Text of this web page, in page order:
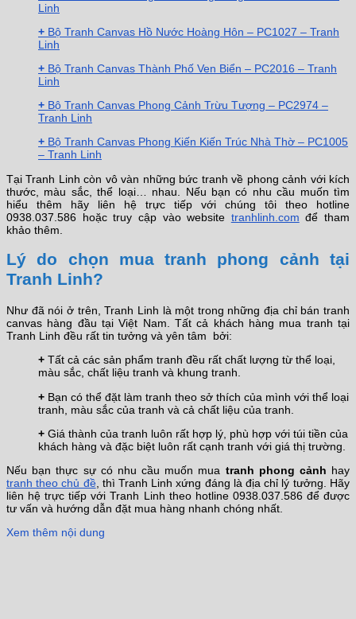
Linh
+ Bộ Tranh Canvas Hồ Nước Hoàng Hôn – PC1027 – Tranh
Linh
+ Bộ Tranh Canvas Thành Phố Ven Biển – PC2016 – Tranh
Linh
+ Bộ Tranh Canvas Phong Cảnh Trừu Tượng – PC2974 –
Tranh Linh
+ Bộ Tranh Canvas Phong Kiến Kiến Trúc Nhà Thờ – PC1005
– Tranh Linh
Tại Tranh Linh còn vô vàn những bức tranh về phong cảnh với kích
thước, màu sắc, thể loại… nhau. Nếu bạn có nhu cầu muốn tìm
hiểu thêm hãy liên hệ trực tiếp với chúng tôi theo hotline
0938.037.586 hoặc truy cập vào website tranhlinh.com để tham
khảo thêm.
Lý do chọn mua tranh phong cảnh tại
Tranh Linh?
Như đã nói ở trên, Tranh Linh là một trong những địa chỉ bán tranh
canvas hàng đầu tại Việt Nam. Tất cả khách hàng mua tranh tại
Tranh Linh đều rất tin tưởng và yên tâm bởi:
+ Tất cả các sản phẩm tranh đều rất chất lượng từ thể loại,
màu sắc, chất liệu tranh và khung tranh.
+ Bạn có thể đặt làm tranh theo sở thích của mình với thể loại
tranh, màu sắc của tranh và cả chất liệu của tranh.
+ Giá thành của tranh luôn rất hợp lý, phù hợp với túi tiền của
khách hàng và đặc biệt luôn rất cạnh tranh với giá thị trường.
Nếu bạn thực sự có nhu cầu muốn mua tranh phong cảnh hay
tranh theo chủ đề, thì Tranh Linh xứng đáng là địa chỉ lý tưởng. Hãy
liên hệ trực tiếp với Tranh Linh theo hotline 0938.037.586 để được
tư vấn và hướng dẫn đặt mua hàng nhanh chóng nhất.
Xem thêm nội dung